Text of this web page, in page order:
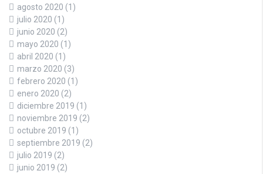
agosto 2020 (1)
julio 2020 (1)
junio 2020 (2)
mayo 2020 (1)
abril 2020 (1)
marzo 2020 (3)
febrero 2020 (1)
enero 2020 (2)
diciembre 2019 (1)
noviembre 2019 (2)
octubre 2019 (1)
septiembre 2019 (2)
julio 2019 (2)
junio 2019 (2)